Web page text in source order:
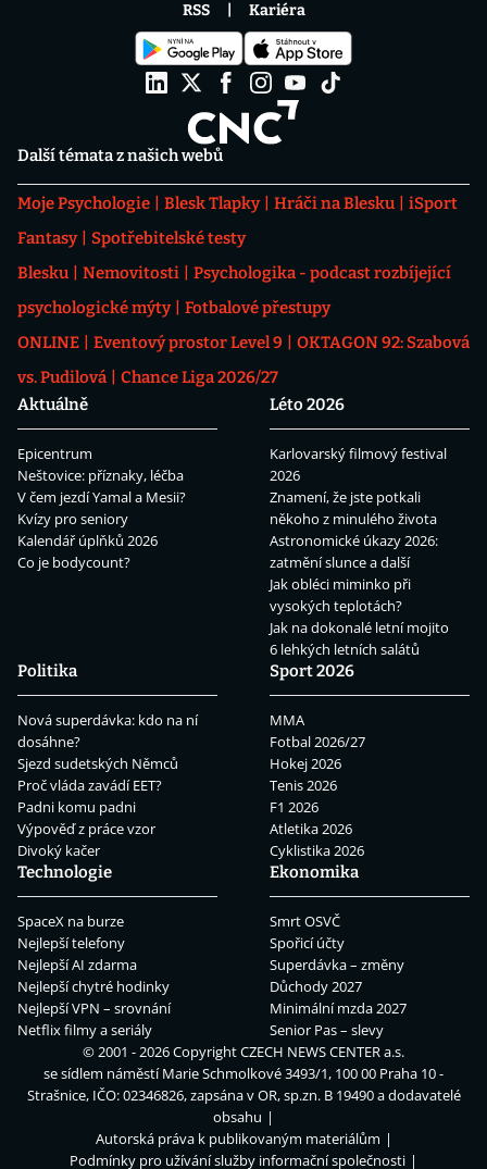
Další témata z našich webů
Moje Psychologie Blesk Tlapky Hráči na Blesku
iSport
Fantasy
Spotřebitelské testy
Blesku
Nemovitosti
Psychologika - podcast rozbíjející
psychologické mýty
Fotbalové přestupy
ONLINE
Eventový prostor Level 9
OKTAGON 92: Szabová
vs. Pudilová
Chance Liga 2026/27
Aktuálně
Epicentrum
Neštovice: příznaky, léčba
V čem jezdí Yamal a Mesii?
Kvízy pro seniory
Kalendář úplňků 2026
Co je bodycount?
Léto 2026
Karlovarský filmový festival
2026
Znamení, že jste potkali
někoho z minulého života
Astronomické úkazy 2026:
zatmění slunce a další
Jak obléci miminko při
vysokých teplotách?
Jak na dokonalé letní mojito
6 lehkých letních salátů
Politika
Nová superdávka: kdo na ní
dosáhne?
Sjezd sudetských Němců
Proč vláda zavádí EET?
Padni komu padni
Výpověď z práce vzor
Divoký kačer
Sport 2026
MMA
Fotbal 2026/27
Hokej 2026
Tenis 2026
F1 2026
Atletika 2026
Cyklistika 2026
Technologie
SpaceX na burze
Nejlepší telefony
Nejlepší AI zdarma
Nejlepší chytré hodinky
Nejlepší VPN – srovnání
Netflix filmy a seriály
Ekonomika
Smrt OSVČ
Spořicí účty
Superdávka – změny
Důchody 2027
Minimální mzda 2027
Senior Pas – slevy
RSS Kariéra
© 2001 - 2026 CopyrightCZECH NEWS CENTER a.s.
se sídlem náměstí Marie Schmolkové 3493/1, 100 00 Praha 10 -
Strašnice, IČO: 02346826, zapsána v OR, sp.zn. B 19490 a dodavatelé
obsahu
Autorská práva k publikovaným materiálům
Podmínky pro užívání služby informační společnosti